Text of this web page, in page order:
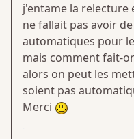
j'entame la relecture
ne fallait pas avoir
automatiques pour
mais comment fait-
alors on peut les
soient pas
Merci